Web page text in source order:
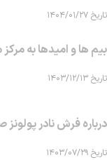
تاریخ ۱۴۰۴/۰۱/۲۷
بیم ها و امیدها به
تاریخ ۱۴۰۳/۱۲/۱۳
درباره فرش نادر
تاریخ ۱۴۰۳/۰۷/۲۹